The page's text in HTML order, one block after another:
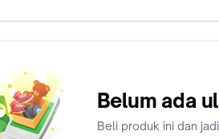
Belum ada
Beli produk ini dan